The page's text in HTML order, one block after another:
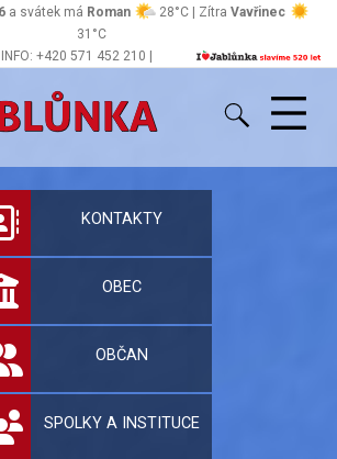
INFO: +420 571 452 210 |
a svátek má Roman 28°C | Zítra Vavřinec
31°C
stránky
KONTAKTY
OBEC
OBČAN
SPOLKY A INSTITUCE